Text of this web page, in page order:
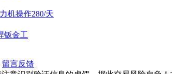
机操作280/天
钣金工
留言反馈